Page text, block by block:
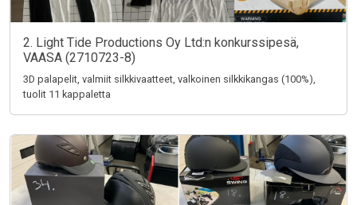
2. Light Tide Productions Oy Ltd:n konkurssipesä,
VAASA (2710723-8)
3D palapelit, valmiit silkkivaatteet, valkoinen silkkikangas (100%),
tuolit 11 kappaletta